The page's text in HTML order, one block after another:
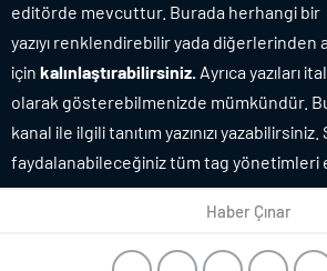
editörde mevcuttur. Burada herhangi bir
yazıyı renklendirebilir yada diğerlerinden
için kalınlaştırabilirsiniz. Ayrıca yazıları
olarak gösterebilmenizde mümkündür.
kanal ile ilgili tanıtım yazınızı yazabilirsiniz.
faydalanabileceğiniz tüm tag
Haber Çınar